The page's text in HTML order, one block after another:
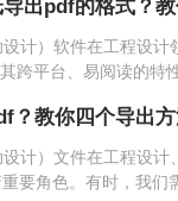
转转大师客户端
巧。
出pdf的格式？教
计）软件在工程设计
跨平台、易阅读的特
图纸导出PDF的格式
轻松实现CAD图纸到
？教你四个导出方
计）文件在工程设计
要角色。有时，我们